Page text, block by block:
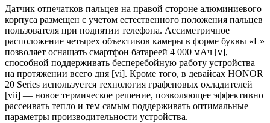
Датчик отпечатков пальцев на правой стороне алюминиевого
корпуса размещен с учетом естественного положения пальцев
пользователя при поднятии телефона. Ассиметричное
расположение четырех объективов камеры в форме буквы «L»
позволяет оснащать смартфон батареей 4 000 мАч [v],
способной поддерживать бесперебойную работу устройства
на протяжении всего дня [vi]. Кроме того, в девайсах HONOR
20 Series используется технология графеновых охладителей
[vii] — новое термическое решение, позволяющее эффективно
рассеивать тепло и тем самым поддерживать оптимальные
параметры производительности устройства.